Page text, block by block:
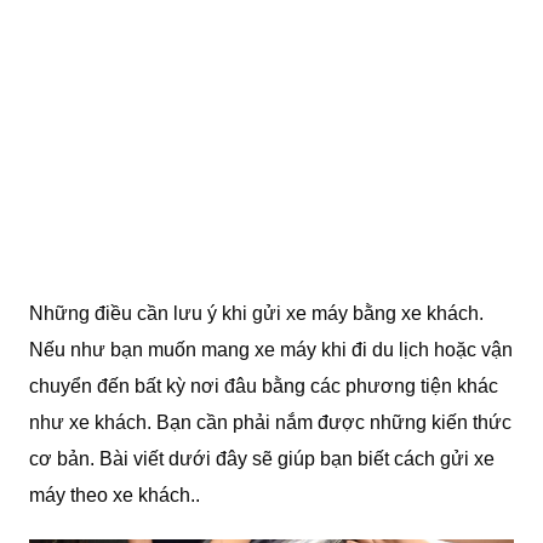
Những điều cần lưu ý khi gửi xe máy bằng xe khách.
Nếu như bạn muốn mang xe máy khi đi du lịch hoặc vận
chuyển đến bất kỳ nơi đâu bằng các phương tiện khác
như xe khách. Bạn cần phải nắm được những kiến thức
cơ bản. Bài viết dưới đây sẽ giúp bạn biết cách gửi xe
máy theo xe khách..